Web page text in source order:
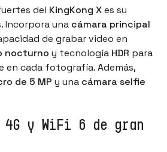
del KingKong Xes su
Incorpora una cámara principal
de grabar video en
nocturno y tecnología HDR para
en cada fotografía. Además,
de 5 MP y una cámara selfie
4G y WiFi 6 de gran